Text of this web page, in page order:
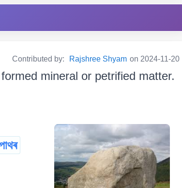
Contributed by: Rajshree Shyam on 2024-11-20
mineral or petrified matter.